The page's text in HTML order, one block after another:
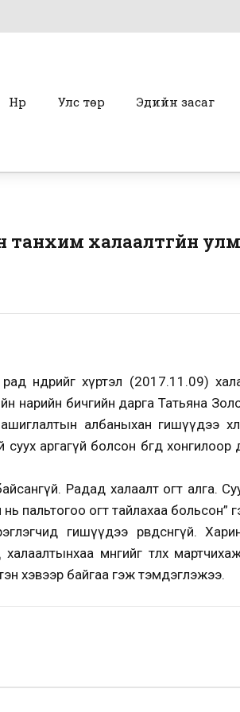
Нүүр Улс төр Эдийн засаг
халаалтгүйн
өнөөдрийг хүртэл (2017.11.09)
нарийн бичгийн дарга Татьяна
албаныхан гишүүдээ
аргагүй болсон бөгөөд
Радад халаалт огт алга.
пальтогоо огт тайлахаа больсон”
гишүүдээ өрөвдсөнгүй.
халаалтынхаа мөнгийг төлөхөө
хэвээр байгаа гэж тэмдэглэжээ.